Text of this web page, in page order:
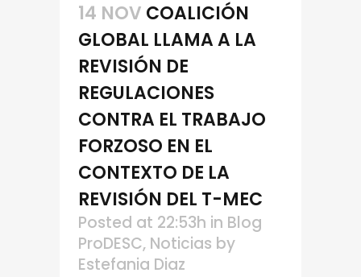
14 NOV COALICIÓN
GLOBAL LLAMA A LA
REVISIÓN DE
REGULACIONES
CONTRA EL TRABAJO
FORZOSO EN EL
CONTEXTO DE LA
REVISIÓN DEL T-MEC
Posted at 22:53h in Blog
ProDESC, Noticias by
Estefania Diaz